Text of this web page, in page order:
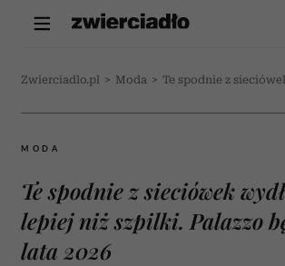
Zwierciadlo.pl > Moda > Te spodnie z
MODA
Te spodnie z sieciówek
lepiej niż szpilki. Palazzo
lata 2026